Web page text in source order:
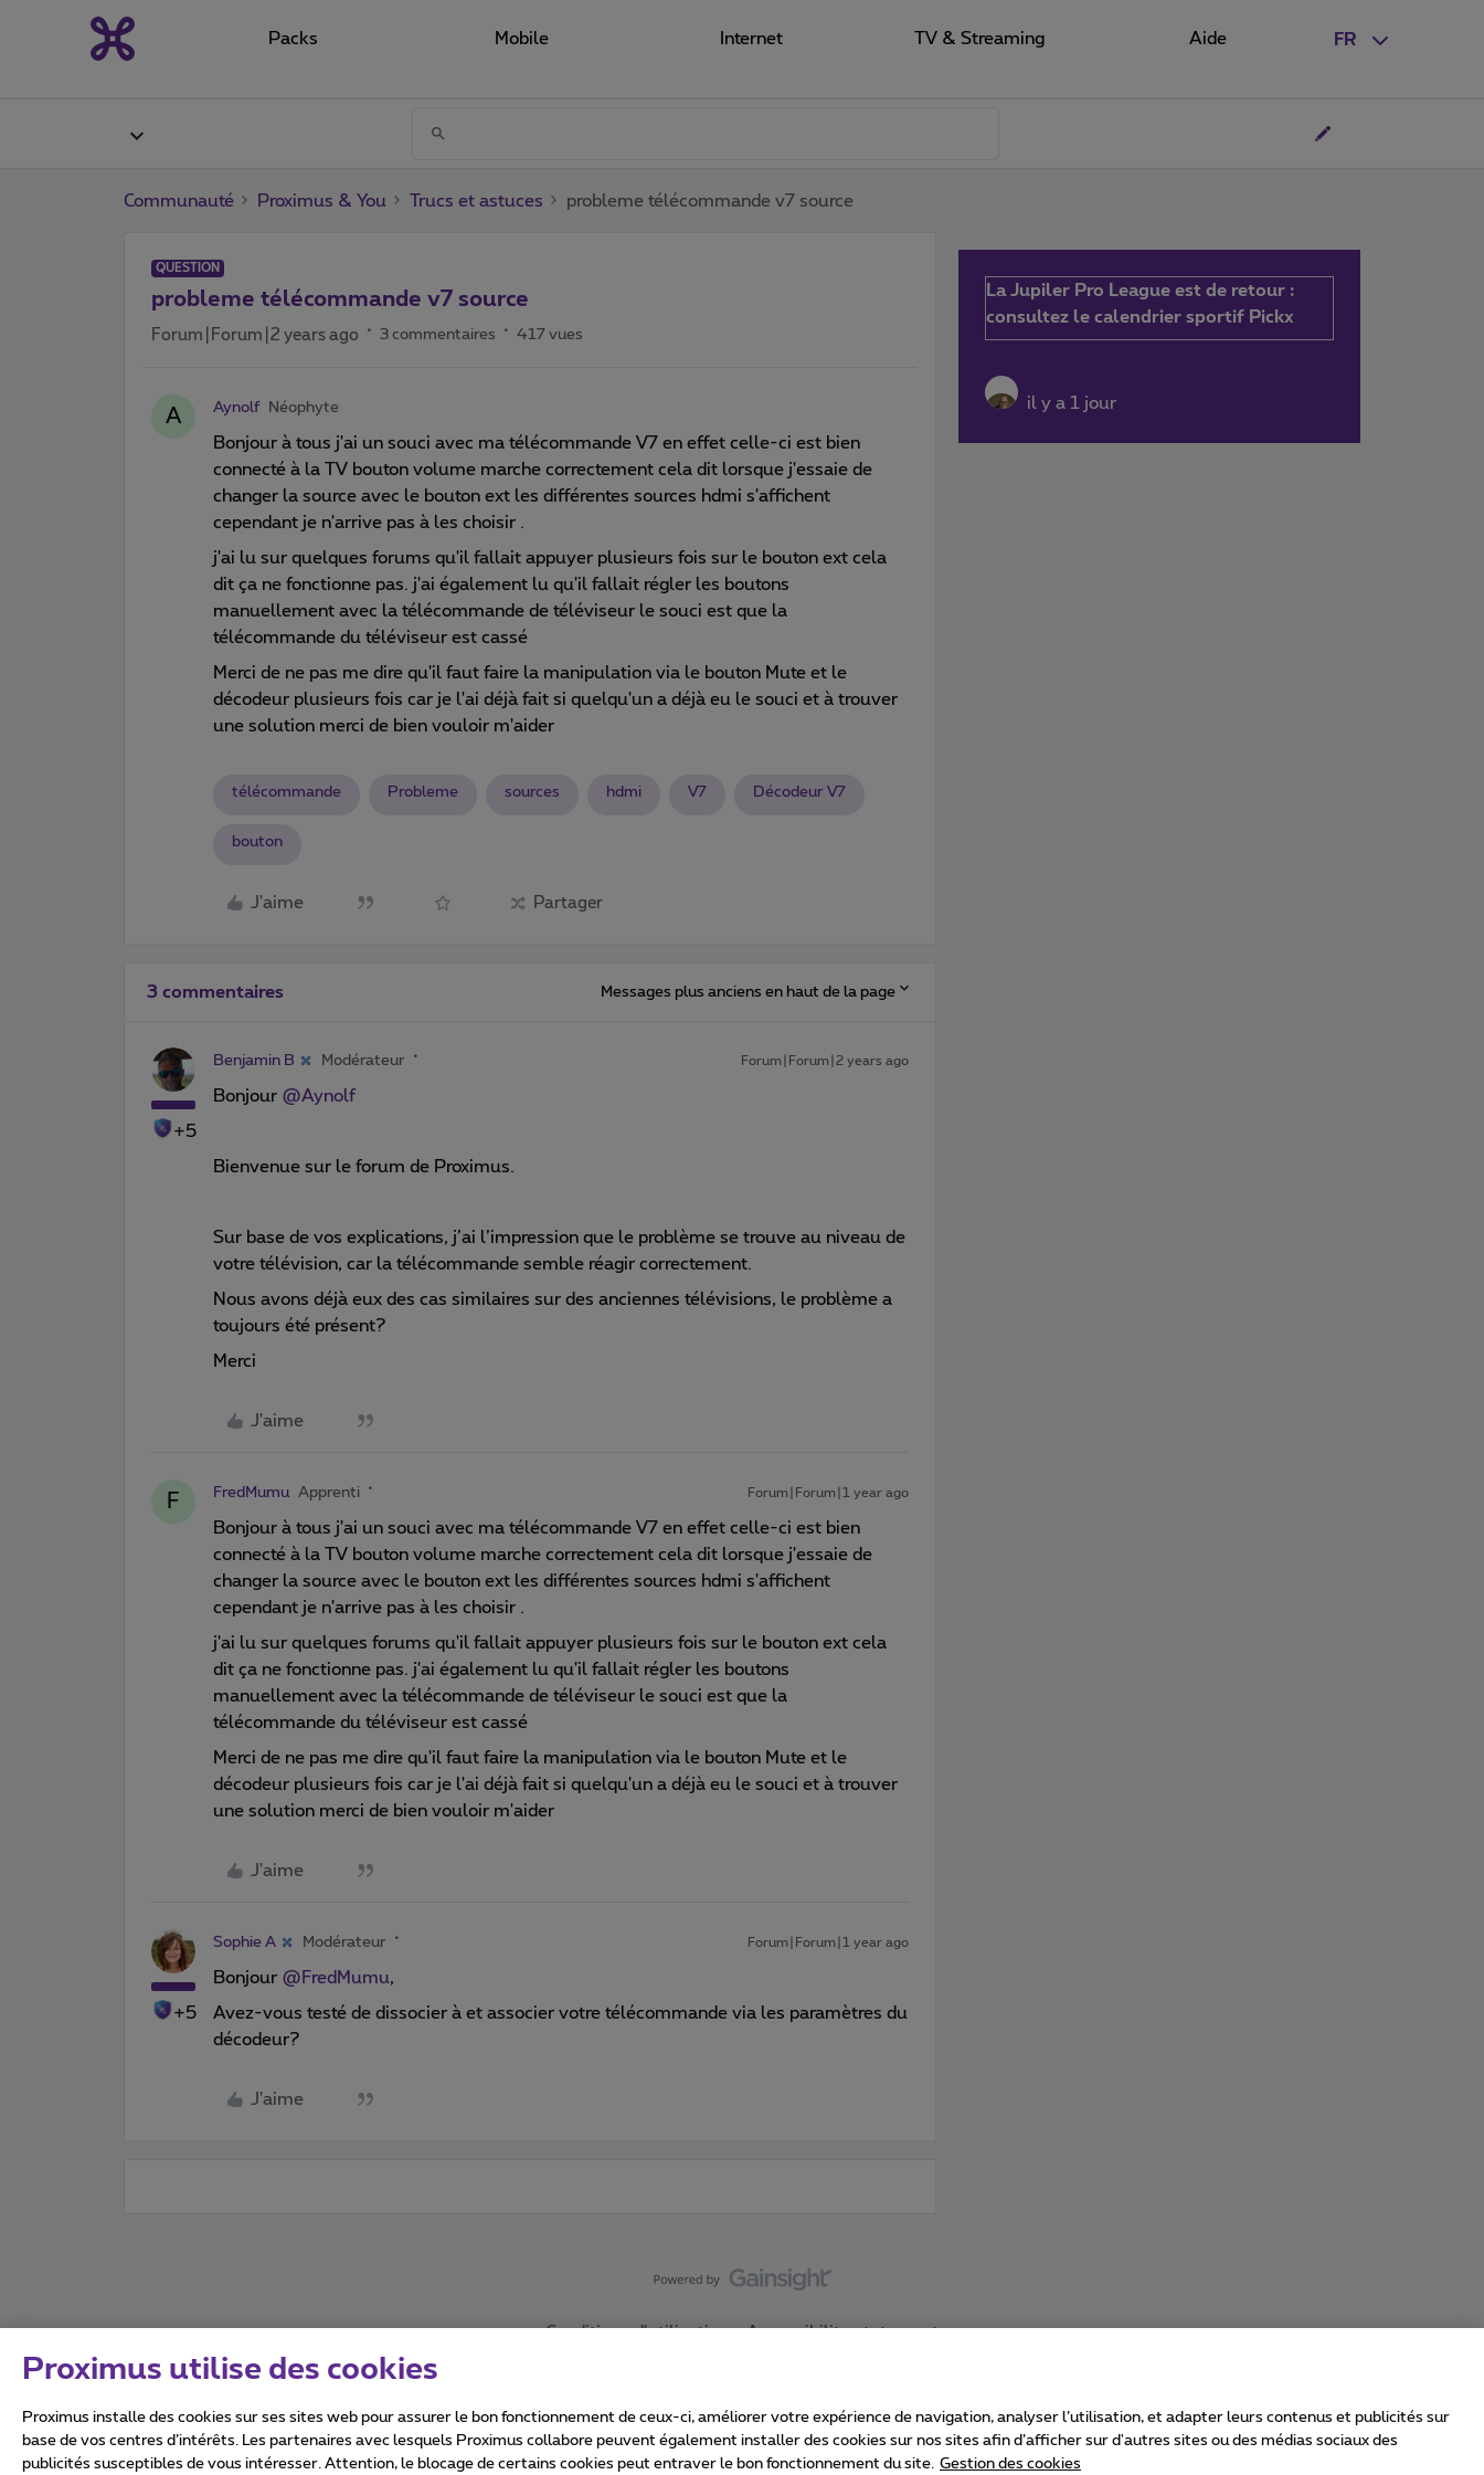
FR
Packs Mobile Internet TV & Streaming Aide
Communauté Proximus & You Trucs et astuces probleme télécommande v7 source
QUESTION
probleme télécommande v7 source
Forum|Forum|2 years ago 3 commentaires 417 vues
A Aynolf Néophyte
Bonjour à tous j'ai un souci avec ma télécommande V7 en effet celle-ci est bien
connecté à la TV bouton volume marche correctement cela dit lorsque j'essaie de
changer la source avec le bouton ext les différentes sources hdmi s'affichent
cependant je n'arrive pas à les choisir .
j'ai lu sur quelques forums qu'il fallait appuyer plusieurs fois sur le bouton ext cela
dit ça ne fonctionne pas. j'ai également lu qu'il fallait régler les boutons
manuellement avec la télécommande de téléviseur le souci est que la
télécommande du téléviseur est cassé
Merci de ne pas me dire qu'il faut faire la manipulation via le bouton Mute et le
décodeur plusieurs fois car je l'ai déjà fait si quelqu'un a déjà eu le souci et à trouver
une solution merci de bien vouloir m'aider
télécommande Probleme sources hdmi V7 Décodeur V7
bouton
J'aime Partager
3 commentaires Messages plus anciens en haut de la page
+5
Benjamin B Modérateur Forum|Forum|2 years ago
Bonjour @Aynolf
Bienvenue sur le forum de Proximus.
Sur base de vos explications, j’ai l’impression que le problème se trouve au niveau de
votre télévision, car la télécommande semble réagir correctement.
Nous avons déjà eux des cas similaires sur des anciennes télévisions, le problème a
toujours été présent?
Merci
J'aime
F FredMumu Apprenti Forum|Forum|1 year ago
Bonjour à tous j'ai un souci avec ma télécommande V7 en effet celle-ci est bien
connecté à la TV bouton volume marche correctement cela dit lorsque j'essaie de
changer la source avec le bouton ext les différentes sources hdmi s'affichent
cependant je n'arrive pas à les choisir .
j'ai lu sur quelques forums qu'il fallait appuyer plusieurs fois sur le bouton ext cela
dit ça ne fonctionne pas. j'ai également lu qu'il fallait régler les boutons
manuellement avec la télécommande de téléviseur le souci est que la
télécommande du téléviseur est cassé
Merci de ne pas me dire qu'il faut faire la manipulation via le bouton Mute et le
décodeur plusieurs fois car je l'ai déjà fait si quelqu'un a déjà eu le souci et à trouver
une solution merci de bien vouloir m'aider
J'aime
+5
Sophie A Modérateur Forum|Forum|1 year ago
Bonjour @FredMumu,
Avez-vous testé de dissocier à et associer votre télécommande via les paramètres du
décodeur?
J'aime
La Jupiler Pro League est de retour :
consultez le calendrier sportif Pickx
il y a 1 jour
Conditions d'utilisation Accessibility statement
Tous droits réservés. ©2026Proximus
Proximus utilise des cookies
Proximus installe des cookies sur ses sites web pour assurer le bon fonctionnement de ceux-ci, améliorer votre expérience de navigation, analyser l’utilisation, et adapter leurs contenus et publicités sur
base de vos centres d’intérêts. Les partenaires avec lesquels Proximus collabore peuvent également installer des cookies sur nos sites afin d’afficher sur d'autres sites ou des médias sociaux des
publicités susceptibles de vous intéresser. Attention, le blocage de certains cookies peut entraver le bon fonctionnement du site. Gestion des cookies